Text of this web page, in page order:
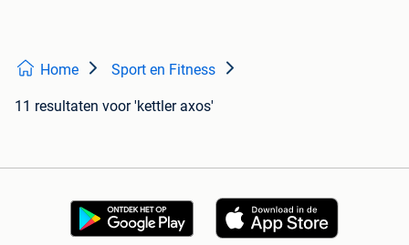
Home Sport en Fitness
11 resultaten voor 'kettler axos'